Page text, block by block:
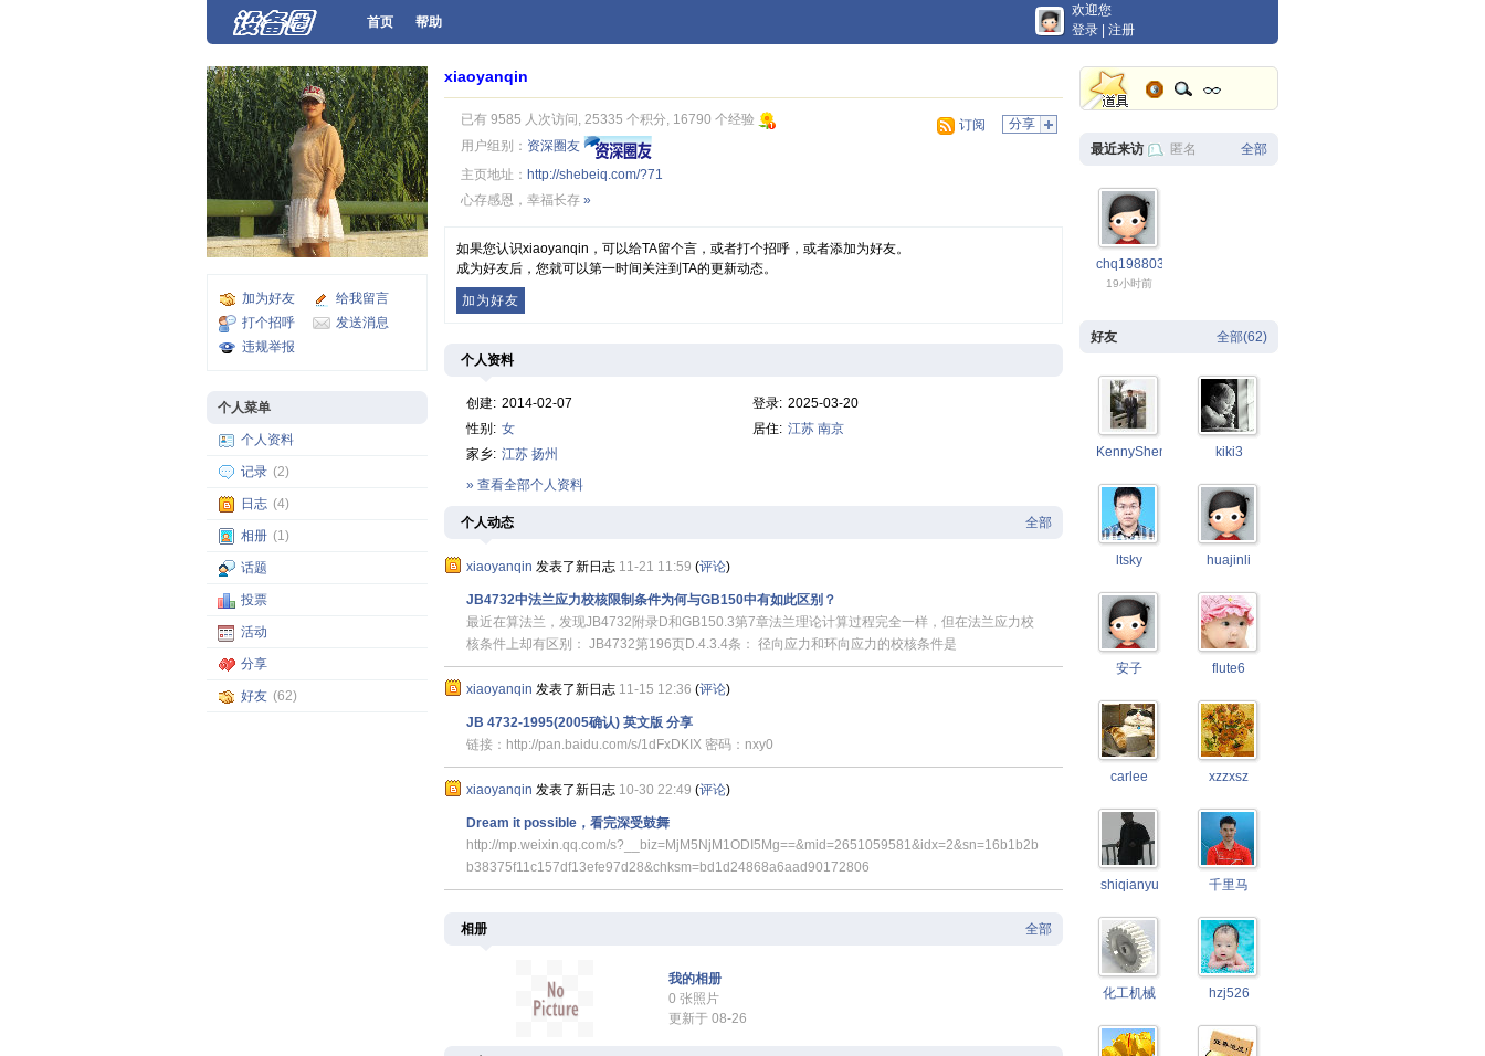
首页 帮助
欢迎您
登录
注册
加为好友
给我留言
打个招呼
发送消息
违规举报
个人菜单
个人资料
记录 (2)
日志 (4)
相册 (1)
话题
投票
活动
分享
好友 (62)
xiaoyanqin
分享
订阅
已有 9585 人次访问, 25335 个积分, 16790 个经验
用户组别： 资深圈友
主页地址： http://shebeiq.com/?71
心存感恩，幸福长存 »
如果您认识xiaoyanqin，可以给TA留个言，或者打个招呼，或者添加为好友。
成为好友后，您就可以第一时间关注到TA的更新动态。
加为好友
个人资料
创建: 2014-02-07 登录: 2025-03-20
性别: 女 居住: 江苏 南京
家乡: 江苏 扬州
» 查看全部个人资料
全部
个人动态
xiaoyanqin 发表了新日志 11-21 11:59 (评论)
JB4732中法兰应力校核限制条件为何与GB150中有如此区别？
最近在算法兰，发现JB4732附录D和GB150.3第7章法兰理论计算过程完全一样，但在法兰应力校
核条件上却有区别： JB4732第196页D.4.3.4条： 径向应力和环向应力的校核条件是
xiaoyanqin 发表了新日志 11-15 12:36 (评论)
JB 4732-1995(2005确认) 英文版 分享
链接：http://pan.baidu.com/s/1dFxDKIX 密码：nxy0
xiaoyanqin 发表了新日志 10-30 22:49 (评论)
Dream it possible，看完深受鼓舞
http://mp.weixin.qq.com/s?__biz=MjM5NjM1ODI5Mg==&mid=2651059581&idx=2&sn=16b1b2b
b38375f11c157df13efe97d28&chksm=bd1d24868a6aad90172806
全部
相册
我的相册
0 张照片
更新于 08-26
全部
最近来访 匿名
chq19880305
19小时前
全部(62)
好友
KennyShen kiki3
ltsky huajinli
安子 flute6
carlee xzzxsz
shiqianyu 千里马
化工机械 hzj526